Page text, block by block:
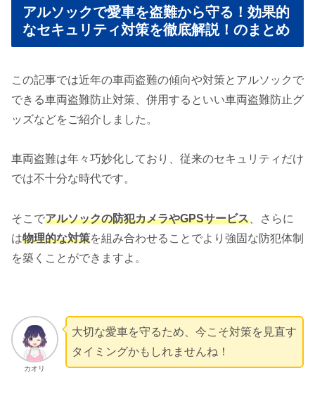
アルソックで愛車を盗難から守る！効果的
なセキュリティ対策を徹底解説！のまとめ
この記事では近年の車両盗難の傾向や対策とアルソックで
できる車両盗難防止対策、併用するといい車両盗難防止グ
ッズなどをご紹介しました。
車両盗難は年々巧妙化しており、従来のセキュリティだけ
では不十分な時代です。
そこでアルソックの防犯カメラやGPSサービス 、さらに
は物理的な対策を組み合わせることでより強固な防犯体制
を築くことができますよ。
カオリ
大切な愛車を守るため、今こそ対策を見直す
タイミングかもしれませんね！